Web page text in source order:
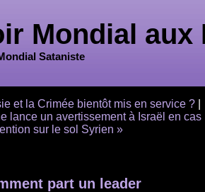
Mondial aux
Sataniste
et la Crimée bientôt mis en service ?
lance un avertissement à Israël en cas
sur le sol Syrien »
part un leader